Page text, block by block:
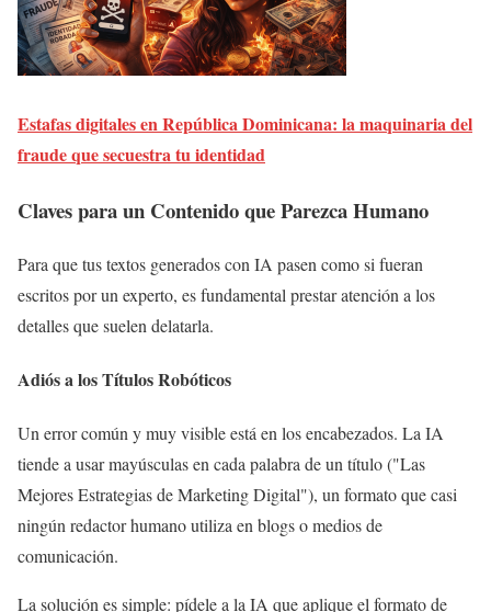
Estafas digitales en República Dominicana: la maquinaria del
fraude que secuestra tu identidad
Claves para un Contenido que Parezca Humano
Para que tus textos generados con IA pasen como si fueran
escritos por un experto, es fundamental prestar atención a los
detalles que suelen delatarla.
Adiós a los Títulos Robóticos
Un error común y muy visible está en los encabezados. La IA
tiende a usar mayúsculas en cada palabra de un título ("Las
Mejores Estrategias de Marketing Digital"), un formato que casi
ningún redactor humano utiliza en blogs o medios de
comunicación.
La solución es simple: pídele a la IA que aplique el formato de